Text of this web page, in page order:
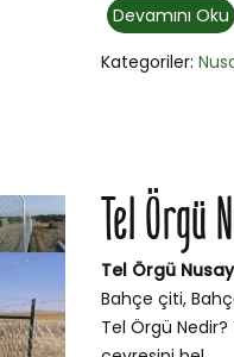
Devamını Oku
Kategoriler:
Tel Örgü
Tel Örgü
Bahçe çiti,
Tel Örgü